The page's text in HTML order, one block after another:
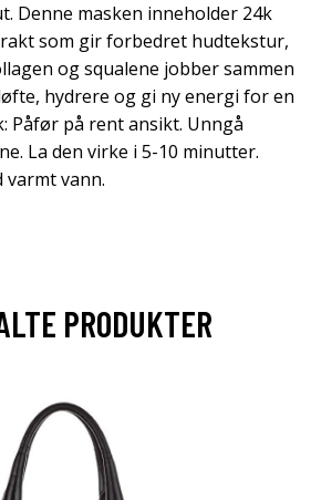
Denne masken inneholder 24k
som gir forbedret hudtekstur,
og squalene jobber sammen
hydrere og gi ny energi for en
Påfør på rent ansikt. Unngå
La den virke i 5-10 minutter.
varmt vann.
PRODUKTER